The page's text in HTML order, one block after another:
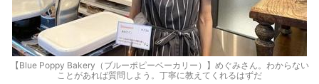
【Blue Poppy Bakery（ブルーポピーベーカリー）】めぐみさん。わからない
ことがあれば質問しよう。丁寧に教えてくれるはずだ